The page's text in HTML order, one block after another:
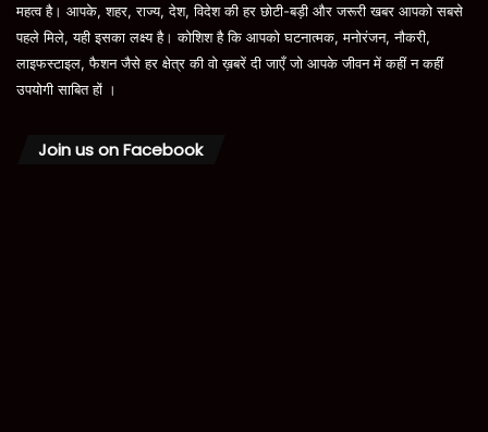
महत्व है। आपके, शहर, राज्य, देश, विदेश की हर छोटी-बड़ी और जरूरी खबर आपको सबसे
पहले मिले, यही इसका लक्ष्य है। कोशिश है कि आपको घटनात्मक, मनोरंजन, नौकरी,
लाइफस्टाइल, फैशन जैसे हर क्षेत्र की वो ख़बरें दी जाएँ जो आपके जीवन में कहीं न कहीं
उपयोगी साबित हों ।
Join us on Facebook